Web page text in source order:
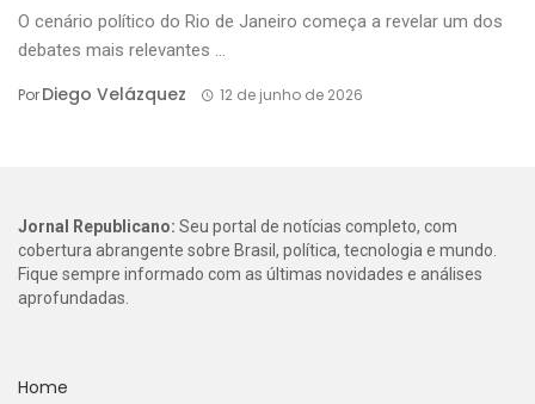
O cenário político do Rio de Janeiro começa a revelar um dos
debates mais relevantes ...
PorDiego Velázquez 12 de junho de 2026
Jornal Republicano: Seu portal de notícias completo, com
cobertura abrangente sobre Brasil, política, tecnologia e mundo.
Fique sempre informado com as últimas novidades e análises
aprofundadas.
Home